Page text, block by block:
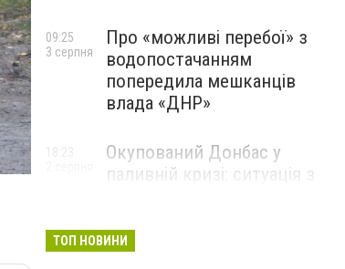
Про «можливі перебої» з
водопостачанням
попередила мешканців
влада «ДНР»
09:25
3 серпня
Окупований Донбас у
паливній кризі: ситуація з
ТОП НОВИНИ